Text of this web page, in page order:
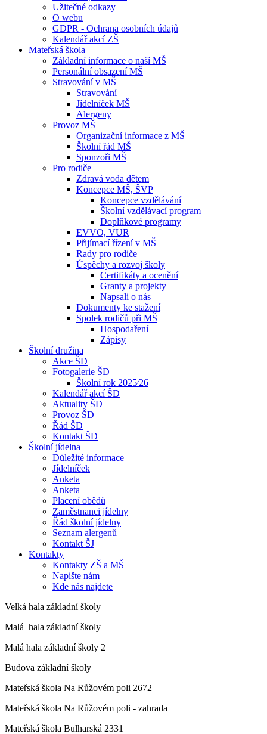
Užitečné odkazy
O webu
GDPR - Ochrana osobních údajů
Kalendář akcí ZŠ
Mateřská škola
Základní informace o naší MŠ
Personální obsazení MŠ
Stravování v MŠ
Stravování
Jídelníček MŠ
Alergeny
Provoz MŠ
Organizační informace z MŠ
Školní řád MŠ
Sponzoři MŠ
Pro rodiče
Zdravá voda dětem
Koncepce MŠ, ŠVP
Koncepce vzdělávání
Školní vzdělávací program
Doplňkové programy
EVVO, VUR
Přijímací řízení v MŠ
Rady pro rodiče
Úspěchy a rozvoj školy
Certifikáty a ocenění
Granty a projekty
Napsali o nás
Dokumenty ke stažení
Spolek rodičů při MŠ
Hospodaření
Zápisy
Školní družina
Akce ŠD
Fotogalerie ŠD
Školní rok 2025⁄26
Kalendář akcí ŠD
Aktuality ŠD
Provoz ŠD
Řád ŠD
Kontakt ŠD
Školní jídelna
Důležité informace
Jídelníček
Anketa
Anketa
Placení obědů
Zaměstnanci jídelny
Řád školní jídelny
Seznam alergenů
Kontakt ŠJ
Kontakty
Kontakty ZŠ a MŠ
Napište nám
Kde nás najdete
Velká hala základní školy
Malá hala základní školy
Malá hala základní školy 2
Budova základní školy
Mateřská škola Na Růžovém poli 2672
Mateřská škola Na Růžovém poli - zahrada
Mateřská škola Bulharská 2331